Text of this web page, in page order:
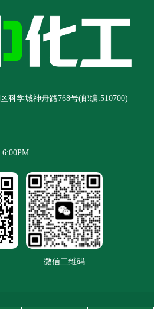
科学城神舟路768号(邮编:510700)
微信二维码